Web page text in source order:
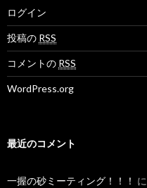
ログイン
投稿の RSS
コメントの RSS
WordPress.org
最近のコメント
一握の砂ミーティング！！！ に